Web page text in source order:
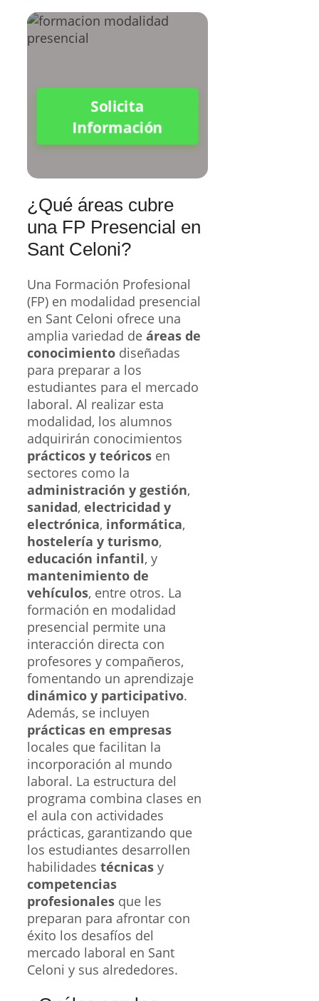
Solicita
Información
¿Qué áreas cubre
una FP Presencial en
Sant Celoni?
Una Formación Profesional
(FP) en modalidad presencial
en Sant Celoni ofrece una
amplia variedad de áreas de
conocimiento diseñadas
para preparar a los
estudiantes para el mercado
laboral. Al realizar esta
modalidad, los alumnos
adquirirán conocimientos
prácticos y teóricos en
sectores como la
administración y gestión,
sanidad, electricidad y
electrónica, informática,
hostelería y turismo,
educación infantil, y
mantenimiento de
vehículos, entre otros. La
formación en modalidad
presencial permite una
interacción directa con
profesores y compañeros,
fomentando un aprendizaje
dinámico y participativo.
Además, se incluyen
prácticas en empresas
locales que facilitan la
incorporación al mundo
laboral. La estructura del
programa combina clases en
el aula con actividades
prácticas, garantizando que
los estudiantes desarrollen
habilidades técnicas y
competencias
profesionales que les
preparan para afrontar con
éxito los desafíos del
mercado laboral en Sant
Celoni y sus alrededores.